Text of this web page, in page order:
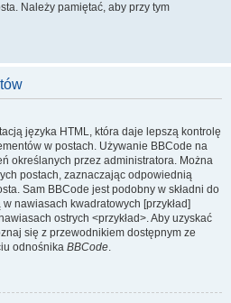
Należy pamiętać, aby przy tym
języka HTML, która daje lepszą kontrolę
w postach. Używanie BBCode na
określanych przez administratora. Można
postach, zaznaczając odpowiednią
Sam BBCode jest podobny w składni do
nawiasach kwadratowych [przykład]
ostrych <przykład>. Aby uzyskać
się z przewodnikiem dostępnym ze
odnośnika BBCode.